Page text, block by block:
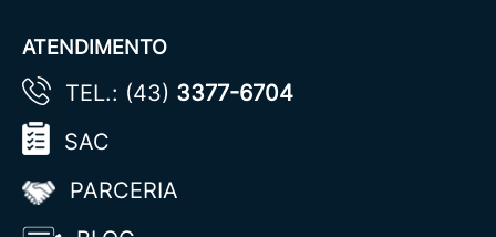
ATENDIMENTO
TEL.: (43) 3377-6704
SAC
PARCERIA